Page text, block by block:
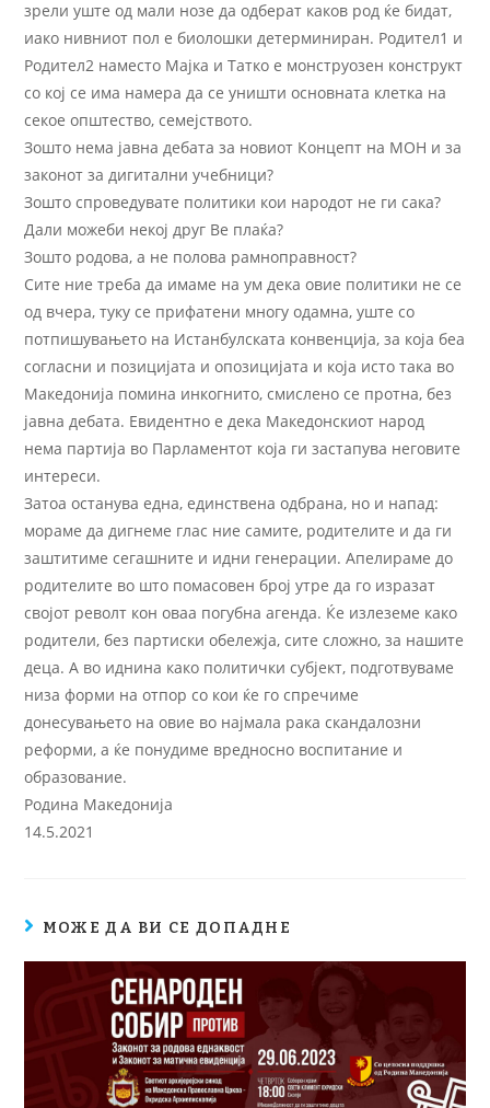
зрели уште од мали нозе да одберат каков род ќе бидат,
иако нивниот пол е биолошки детерминиран. Родител1 и
Родител2 наместо Мајка и Татко е монструозен конструкт
со кој се има намера да се уништи основната клетка на
секое општество, семејството.
Зошто нема јавна дебата за новиот Концепт на МОН и за
законот за дигитални учебници?
Зошто спроведувате политики кои народот не ги сака?
Дали можеби некој друг Ве плаќа?
Зошто родова, а не полова рамноправност?
Сите ние треба да имаме на ум дека овие политики не се
од вчера, туку се прифатени многу одамна, уште со
потпишувањето на Истанбулската конвенција, за која беа
согласни и позицијата и опозицијата и која исто така во
Македонија помина инкогнито, смислено се протна, без
јавна дебата. Евидентно е дека Македонскиот народ
нема партија во Парламентот која ги застапува неговите
интереси.
Затоа останува една, единствена одбрана, но и напад:
мораме да дигнеме глас ние самите, родителите и да ги
заштитиме сегашните и идни генерации. Апелираме до
родителите во што помасовен број утре да го изразат
својот револт кон оваа погубна агенда. Ќе излеземе како
родители, без партиски обележја, сите сложно, за нашите
деца. А во иднина како политички субјект, подготвуваме
низа форми на отпор со кои ќе го спречиме
донесувањето на овие во најмала рака скандалозни
реформи, а ќе понудиме вредносно воспитание и
образование.
Родина Македонија
14.5.2021
МОЖЕ ДА ВИ СЕ ДОПАДНЕ